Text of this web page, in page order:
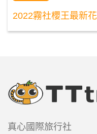
真心國際旅行社